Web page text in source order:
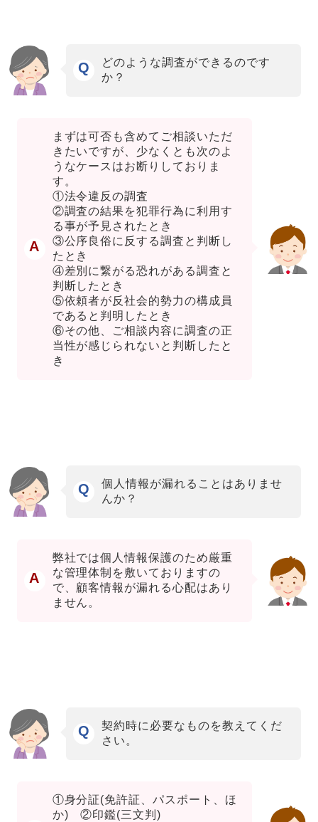
Q
どのような調査ができるのです
か？
A
まずは可否も含めてご相談いただ
きたいですが、少なくとも次のよ
うなケースはお断りしておりま
す。
①法令違反の調査
②調査の結果を犯罪行為に利用す
る事が予見されたとき
③公序良俗に反する調査と判断し
たとき
④差別に繋がる恐れがある調査と
判断したとき
⑤依頼者が反社会的勢力の構成員
であると判明したとき
⑥その他、ご相談内容に調査の正
当性が感じられないと判断したと
き
Q
個人情報が漏れることはありませ
んか？
A
弊社では個人情報保護のため厳重
な管理体制を敷いておりますの
で、顧客情報が漏れる心配はあり
ません。
Q
契約時に必要なものを教えてくだ
さい。
①身分証(免許証、パスポート、ほ
か) ②印鑑(三文判)